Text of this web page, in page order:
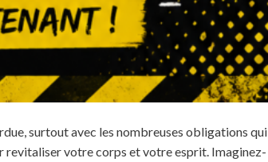
surtout avec les nombreuses obligations qui
revitaliser votre corps et votre esprit. Imaginez-